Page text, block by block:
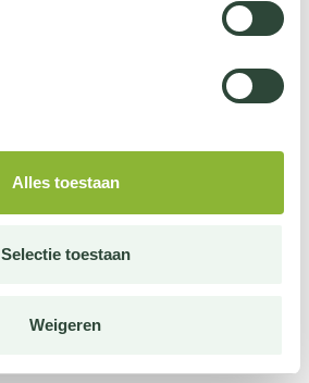
Alles toestaan
Selectie toestaan
Weigeren